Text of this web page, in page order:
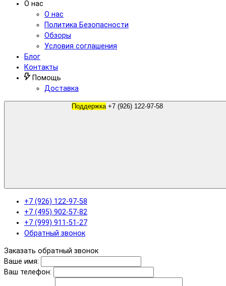
О нас
О нас
Политика Безопасности
Обзоры
Условия соглашения
Блог
Контакты
Помощь
Доставка
Поддержка +7 (926) 122-97-58
+7 (926) 122-97-58
+7 (495) 902-57-82
+7 (999) 911-51-27
Обратный звонок
Заказать обратный звонок
Ваше имя:
Ваш телефон: